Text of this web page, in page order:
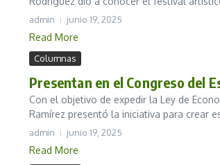
admin junio 19, 2025
Read More
Columnas
Presentan en el Congreso del
Con el objetivo de expedir la Ley de
Ramírez presentó la iniciativa para crear
admin junio 19, 2025
Read More